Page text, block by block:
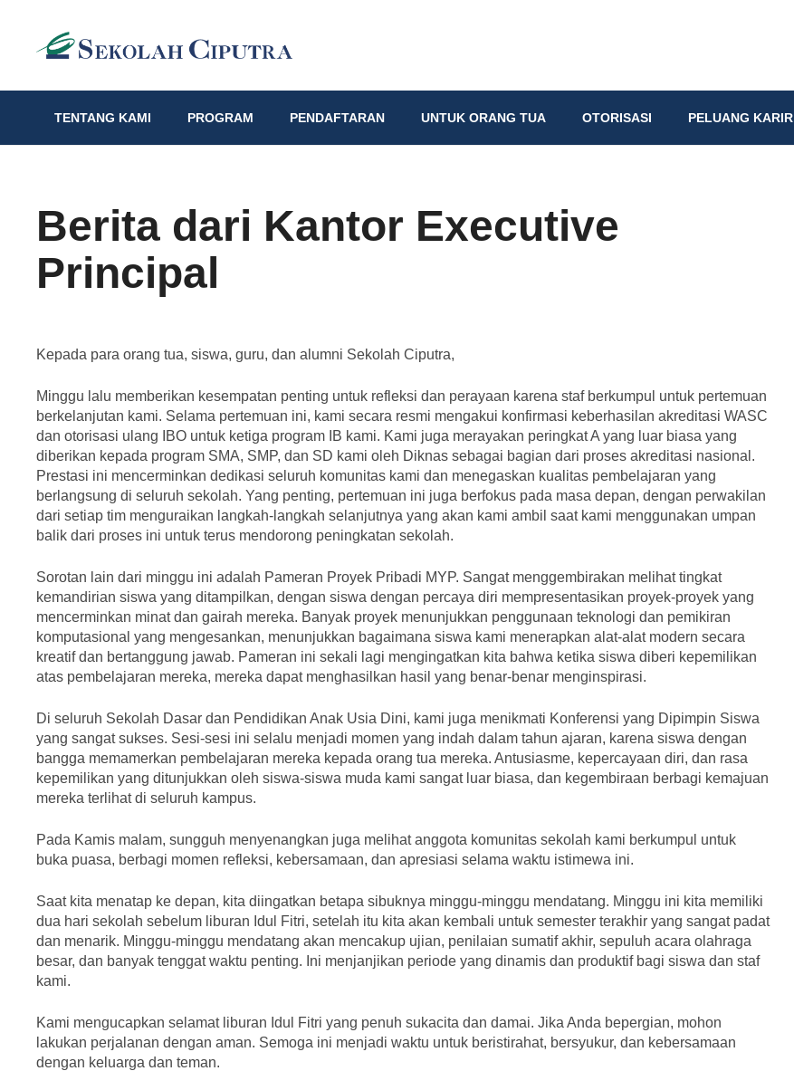
TENTANG KAMI PROGRAM PENDAFTARAN UNTUK ORANG TUA OTORISASI PELUANG KARIR
Berita dari Kantor Executive
Principal
Kepada para orang tua, siswa, guru, dan alumni Sekolah Ciputra,
Minggu lalu memberikan kesempatan penting untuk refleksi dan perayaan karena staf berkumpul untuk pertemuan
berkelanjutan kami. Selama pertemuan ini, kami secara resmi mengakui konfirmasi keberhasilan akreditasi WASC
dan otorisasi ulang IBO untuk ketiga program IB kami. Kami juga merayakan peringkat A yang luar biasa yang
diberikan kepada program SMA, SMP, dan SD kami oleh Diknas sebagai bagian dari proses akreditasi nasional.
Prestasi ini mencerminkan dedikasi seluruh komunitas kami dan menegaskan kualitas pembelajaran yang
berlangsung di seluruh sekolah. Yang penting, pertemuan ini juga berfokus pada masa depan, dengan perwakilan
dari setiap tim menguraikan langkah-langkah selanjutnya yang akan kami ambil saat kami menggunakan umpan
balik dari proses ini untuk terus mendorong peningkatan sekolah.
Sorotan lain dari minggu ini adalah Pameran Proyek Pribadi MYP. Sangat menggembirakan melihat tingkat
kemandirian siswa yang ditampilkan, dengan siswa dengan percaya diri mempresentasikan proyek-proyek yang
mencerminkan minat dan gairah mereka. Banyak proyek menunjukkan penggunaan teknologi dan pemikiran
komputasional yang mengesankan, menunjukkan bagaimana siswa kami menerapkan alat-alat modern secara
kreatif dan bertanggung jawab. Pameran ini sekali lagi mengingatkan kita bahwa ketika siswa diberi kepemilikan
atas pembelajaran mereka, mereka dapat menghasilkan hasil yang benar-benar menginspirasi.
Di seluruh Sekolah Dasar dan Pendidikan Anak Usia Dini, kami juga menikmati Konferensi yang Dipimpin Siswa
yang sangat sukses. Sesi-sesi ini selalu menjadi momen yang indah dalam tahun ajaran, karena siswa dengan
bangga memamerkan pembelajaran mereka kepada orang tua mereka. Antusiasme, kepercayaan diri, dan rasa
kepemilikan yang ditunjukkan oleh siswa-siswa muda kami sangat luar biasa, dan kegembiraan berbagi kemajuan
mereka terlihat di seluruh kampus.
Pada Kamis malam, sungguh menyenangkan juga melihat anggota komunitas sekolah kami berkumpul untuk
buka puasa, berbagi momen refleksi, kebersamaan, dan apresiasi selama waktu istimewa ini.
Saat kita menatap ke depan, kita diingatkan betapa sibuknya minggu-minggu mendatang. Minggu ini kita memiliki
dua hari sekolah sebelum liburan Idul Fitri, setelah itu kita akan kembali untuk semester terakhir yang sangat padat
dan menarik. Minggu-minggu mendatang akan mencakup ujian, penilaian sumatif akhir, sepuluh acara olahraga
besar, dan banyak tenggat waktu penting. Ini menjanjikan periode yang dinamis dan produktif bagi siswa dan staf
kami.
Kami mengucapkan selamat liburan Idul Fitri yang penuh sukacita dan damai. Jika Anda bepergian, mohon
lakukan perjalanan dengan aman. Semoga ini menjadi waktu untuk beristirahat, bersyukur, dan kebersamaan
dengan keluarga dan teman.